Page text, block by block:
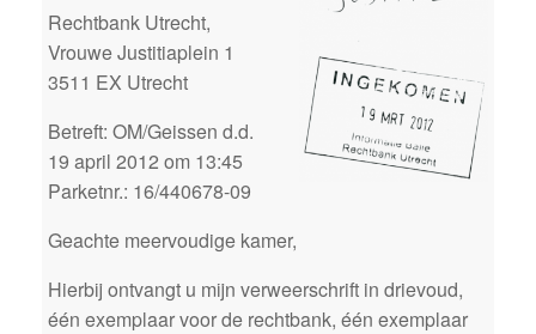
Rechtbank Utrecht,
Vrouwe Justitiaplein 1
3511 EX Utrecht
Betreft: OM/Geissen d.d.
19 april 2012 om 13:45
Parketnr.: 16/440678-09
Geachte meervoudige kamer,
Hierbij ontvangt u mijn verweerschrift in drievoud,
één exemplaar voor de rechtbank, één exemplaar